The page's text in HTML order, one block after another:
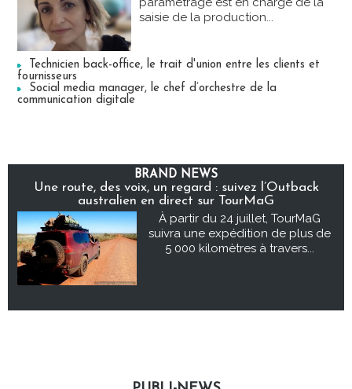
saisie de la production...
Technicien back-office, le trait d'union entre les clients et
fournisseurs
Social media manager, le chef d’orchestre de la
communication digitale
BRAND NEWS
Une route, des voix, un regard : suivez l’Outback
australien en direct sur TourMaG
À partir du 24 juillet, TourMaG
suivra une expédition de plus de
5 000 kilomètres à travers...